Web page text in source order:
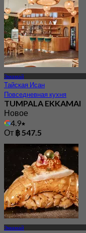
Эккамай
Тайская Исан
Повседневная кухня
TUMPALA EKKAMAI
Новое
4.9
От ฿ 547.5
Эккамай